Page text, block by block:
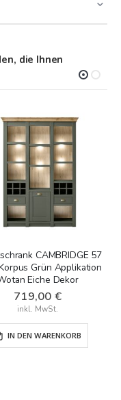
die Ihnen
CAMBRIDGE 57
Grün Applikation
Eiche Dekor
719,00 €
IN DEN WARENKORB